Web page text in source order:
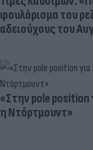
φουλάρισμα του
αδειούχους του
«Στην pole position
η Ντόρτμουντ»